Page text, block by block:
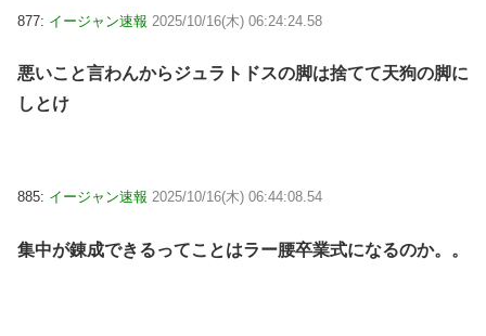
877: イージャン速報 2025/10/16(木) 06:24:24.58
悪いこと言わんからジュラトドスの脚は捨てて天狗の脚に
しとけ
885: イージャン速報 2025/10/16(木) 06:44:08.54
集中が錬成できるってことはラー腰卒業式になるのか。。